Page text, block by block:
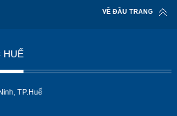
VỀ ĐẦU TRANG
HUẾ
TP.Huế